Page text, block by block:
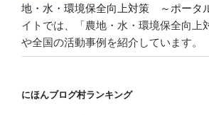
地・水・環境保全向上対策 ～ポータ
イトでは、「農地・水・環境保全向上
や全国の活動事例を紹介しています。
にほんブログ村ランキング